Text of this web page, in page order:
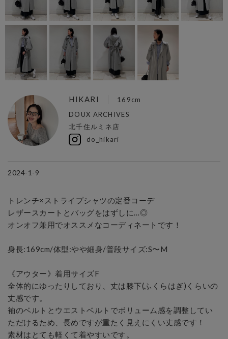
北千住ルミネ店
HIKARI
169cm
DOUX ARCHIVES
do_hikari
2024-1-9
トレンチ×ストライプシャツの定番コーデ
レザースカートとバッグをはずしに…◎
オンオフ兼用でオススメなコーディネートです！
身長:169cm/体型:やや細身/普段サイズ:S〜M
《アウター》着用サイズF
全体的にゆったりしており、丈は膝下(ふくらはぎ)くらいの
丈感です。
袖のベルトとウエストベルトでボリューム感を調整してい
ただけるため、長めですが重たく見えにくい丈感です！
素材はとても軽くて着やすいです。